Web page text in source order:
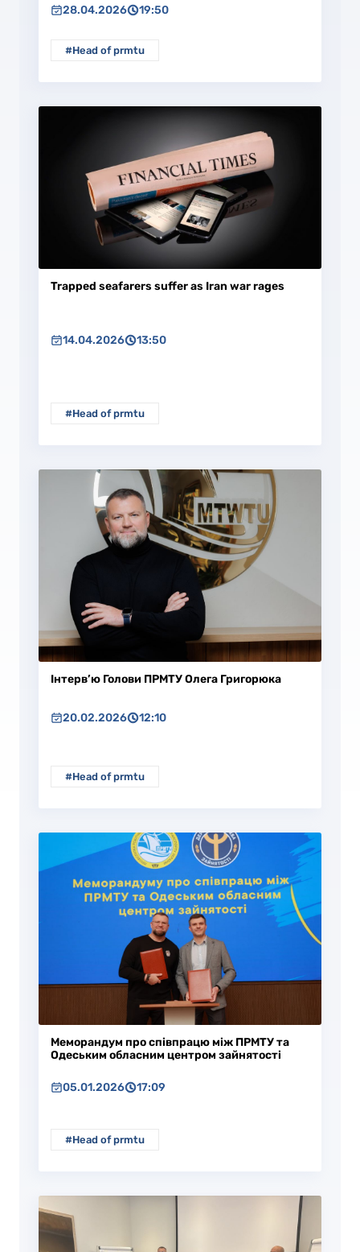
28.04.2026
19:50
#Head of prmtu
Trapped seafarers suffer as Iran war rages
14.04.2026 13:50
#Head of prmtu
Інтерв’ю Голови ПРМТУ Олега Григорюка
20.02.2026 12:10
#Head of prmtu
Меморандум про співпрацю між ПРМТУ та
Одеським обласним центром зайнятості
05.01.2026 17:09
#Head of prmtu